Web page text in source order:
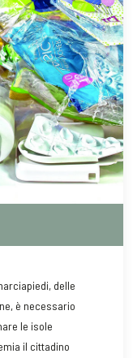
delle
è necessario
le isole
il cittadino